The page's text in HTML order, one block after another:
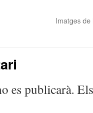
Imatges
es publicarà.